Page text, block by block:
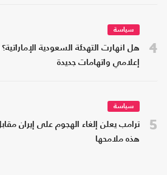
4
سياسة
هل انهارت التهدئة السعودية
إعلامي واتهامات جديدة
5
سياسة
ترامب يعلن إلغاء الهجوم على إيران
هذه ملامحها